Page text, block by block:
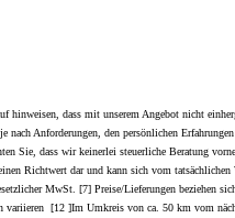
hinweisen, dass mit unserem Angebot nicht
nach Anforderungen, den persönlichen
Sie, dass wir keinerlei steuerliche Beratung
Richtwert dar und kann sich vom tatsächlichen
MwSt. [7] Preise/Lieferungen beziehen
variieren [12 ]Im Umkreis von ca. 50 km vom